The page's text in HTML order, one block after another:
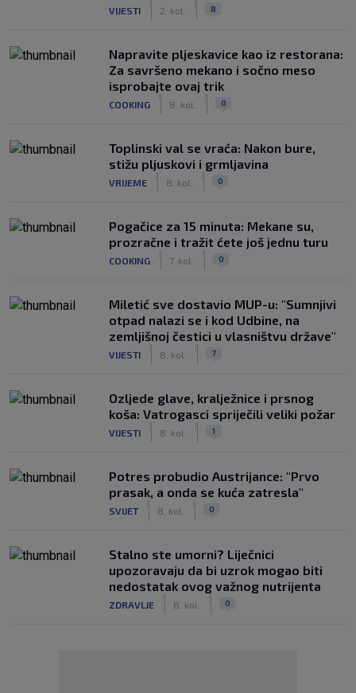
VIJESTI 2. kol. 8
Napravite pljeskavice kao iz restorana:
Za savršeno mekano i sočno meso
isprobajte ovaj trik
COOKING 8. kol. 0
Toplinski val se vraća: Nakon bure,
stižu pljuskovi i grmljavina
VRIJEME 8. kol. 0
Pogačice za 15 minuta: Mekane su,
prozračne i tražit ćete još jednu turu
COOKING 7. kol. 0
Miletić sve dostavio MUP-u: "Sumnjivi
otpad nalazi se i kod Udbine, na
zemljišnoj čestici u vlasništvu države"
VIJESTI 8. kol. 7
Ozljede glave, kralježnice i prsnog
koša: Vatrogasci spriječili veliki požar
VIJESTI 8. kol. 1
Potres probudio Austrijance: "Prvo
prasak, a onda se kuća zatresla"
SVIJET 8. kol. 0
Stalno ste umorni? Liječnici
upozoravaju da bi uzrok mogao biti
nedostatak ovog važnog nutrijenta
ZDRAVLJE 8. kol. 0